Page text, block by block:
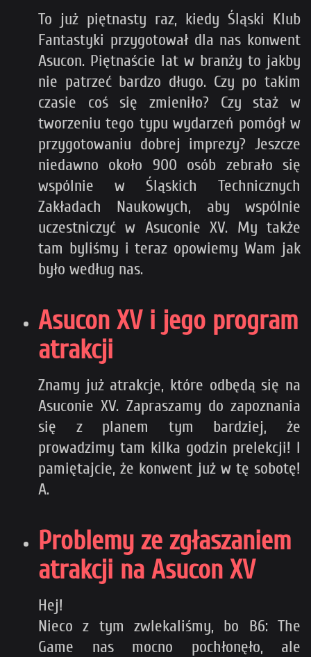
To już piętnasty raz, kiedy Śląski Klub
Fantastyki przygotował dla nas konwent
Asucon. Piętnaście lat w branży to jakby
nie patrzeć bardzo długo. Czy po takim
czasie coś się zmieniło? Czy staż w
tworzeniu tego typu wydarzeń pomógł w
przygotowaniu dobrej imprezy? Jeszcze
niedawno około 900 osób zebrało się
wspólnie w Śląskich Technicznych
Zakładach Naukowych, aby wspólnie
uczestniczyć w Asuconie XV. My także
tam byliśmy i teraz opowiemy Wam jak
było według nas.
Asucon XV i jego program
atrakcji
Znamy już atrakcje, które odbędą się na
Asuconie XV. Zapraszamy do zapoznania
się z planem tym bardziej, że
prowadzimy tam kilka godzin prelekcji! I
pamiętajcie, że konwent już w tę sobotę!
A.
Problemy ze zgłaszaniem
atrakcji na Asucon XV
Hej!
Nieco z tym zwlekaliśmy, bo B6: The
Game nas mocno pochłonęło, ale